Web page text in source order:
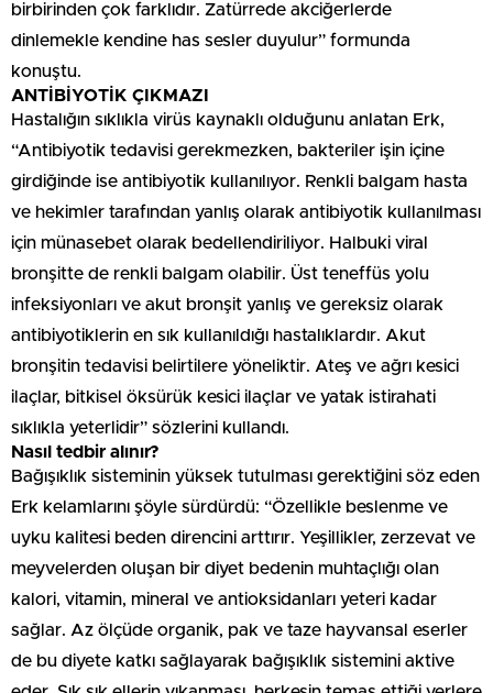
birbirinden çok farklıdır. Zatürrede akciğerlerde
dinlemekle kendine has sesler duyulur” formunda
konuştu.
ANTİBİYOTİK ÇIKMAZI
Hastalığın sıklıkla virüs kaynaklı olduğunu anlatan Erk,
“Antibiyotik tedavisi gerekmezken, bakteriler işin içine
girdiğinde ise antibiyotik kullanılıyor. Renkli balgam hasta
ve hekimler tarafından yanlış olarak antibiyotik kullanılması
için münasebet olarak bedellendiriliyor. Halbuki viral
bronşitte de renkli balgam olabilir. Üst teneffüs yolu
infeksiyonları ve akut bronşit yanlış ve gereksiz olarak
antibiyotiklerin en sık kullanıldığı hastalıklardır. Akut
bronşitin tedavisi belirtilere yöneliktir. Ateş ve ağrı kesici
ilaçlar, bitkisel öksürük kesici ilaçlar ve yatak istirahati
sıklıkla yeterlidir” sözlerini kullandı.
Nasıl tedbir alınır?
Bağışıklık sisteminin yüksek tutulması gerektiğini söz eden
Erk kelamlarını şöyle sürdürdü: “Özellikle beslenme ve
uyku kalitesi beden direncini arttırır. Yeşillikler, zerzevat ve
meyvelerden oluşan bir diyet bedenin muhtaçlığı olan
kalori, vitamin, mineral ve antioksidanları yeteri kadar
sağlar. Az ölçüde organik, pak ve taze hayvansal eserler
de bu diyete katkı sağlayarak bağışıklık sistemini aktive